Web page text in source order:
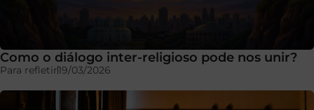
Como o diálogo inter-religioso pode nos unir?
Para refletir19/03/2026